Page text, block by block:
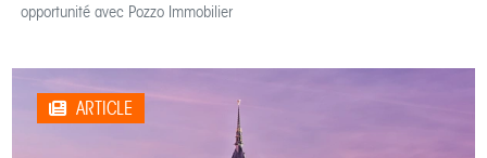
opportunité avec Pozzo Immobilier
ARTICLE